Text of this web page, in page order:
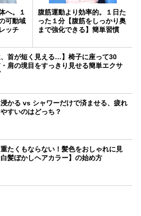
へ。１
可動域
ッチ
腹筋運動より効率的。１日た
った１分【腹筋をしっかり奥
まで強化できる】簡単習慣
、首が短く見える…】椅子に座って30
肩の境目をすっきり見せる簡単エクサ
かる vs シャワーだけで済ませる、疲れ
すいのはどっち？
たくもならない！髪色をおしゃれに見
髪ぼかしヘアカラー】の始め方